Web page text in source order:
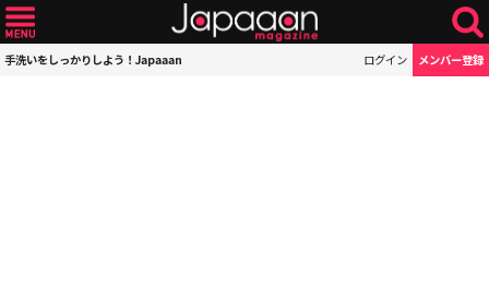
手洗いをしっかりしよう！Japaaan ログイン メンバー登録